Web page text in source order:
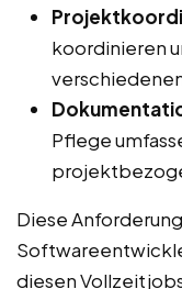
koordinieren
Pflege
Diese
diesen